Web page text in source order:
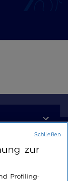
zur
Profiling-
Schließen